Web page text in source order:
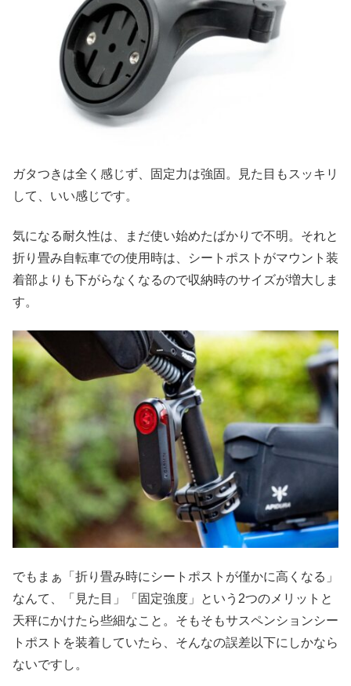
ガタつきは全く感じず、固定力は強固。見た目もスッキリ
して、いい感じです。
気になる耐久性は、まだ使い始めたばかりで不明。それと
折り畳み自転車での使用時は、シートポストがマウント装
着部よりも下がらなくなるので収納時のサイズが増大しま
す。
でもまぁ「折り畳み時にシートポストが僅かに高くなる」
なんて、「見た目」「固定強度」という2つのメリットと
天秤にかけたら些細なこと。そもそもサスペンションシー
トポストを装着していたら、そんなの誤差以下にしかなら
ないですし。